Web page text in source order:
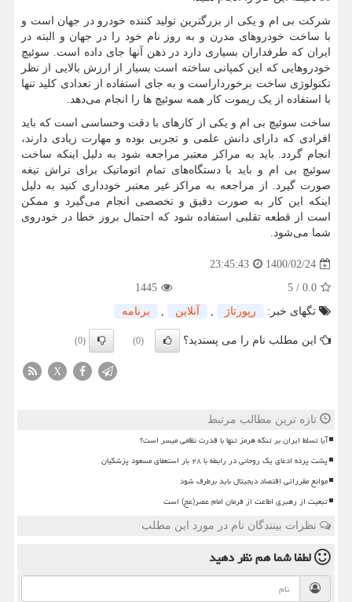
شرکت بی ام و یکی از بزرگترین تولید کننده خودرو در جهان است و
با ساخت خودروهای مدرن و به روز نام خود را در جهان و البته در
ایران که طرفداران بسیاری دارد در ذهن آنها جای داده است. سوئیچ
خودروهایی که این کمپانی ساخته است بسیار از ارزش بالایی از نظر
تکنولوژی ساخت برخورداراست و به جای استفاده از تعدادی کلید تنها
با استفاده از یک ریموت کار همه سوئیچ ها را انجام می‌دهد.
ساخت سوئیچ بی ام و یکی از کارهای با دقت وحساسی است که باید
افرادی که دارای دانش علمی و تجربی بوده و مهارت زیادی دارند،
انجام گردد. باید به مراکز معتبر مراجعه شود به دلیل اینکه ساخت
سوئیچ بی ام و باید با دستگاه‌های تمام اتوماتیک برای تراش تیغه
صورت گیرد. از مراجعه به مراکز غیر معتبر خودداری کنید به دلیل
اینکه این کار به صورت دقیق و تخصصی انجام می‌گیرد و ممکن
است از قطعه تقلبی استفاده شود که احتمال بروز خطا در خودروی
شما می‌شود.
1400/02/24
23:45:43
0.0
/
5
1445
تگهای خبر:
رپورتاژ , آنلاین , برنامه
این مطلب نام را می پسندید؟ (0)
(0)
X
تازه ترین مطالب مرتبط
آیا تسلط ایران بر تنگه هرمز تنها با قدرت نظامی میسر است؟
پشت پرده ادعای یک روحانی در رابطه با ۲۸ بار استعفای مسعود پزشکیان
موانع مقرراتی اقتصاد دیجیتال باید برطرف شود
تبعیت از رهبری اطاعت از فرمان امام عصر(عج) است
نظرات بینندگان نام در مورد این مطلب
لطفا شما همنظر دهید